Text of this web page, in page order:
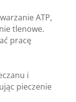
ATP,
tlenowe.
pracę
i
pieczenie